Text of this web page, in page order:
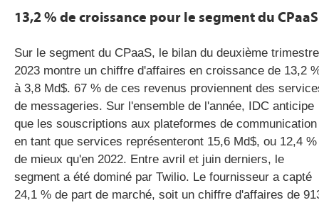
13,2 % de croissance pour le segment du CPaaS
Sur le segment du CPaaS, le bilan du deuxième trimestre
2023 montre un chiffre d'affaires en croissance de 13,2
à 3,8 Md$. 67 % de ces revenus proviennent des
de messageries. Sur l'ensemble de l'année, IDC anticipe
que les souscriptions aux plateformes de communication
en tant que services représenteront 15,6 Md$, ou 12,4 %
de mieux qu'en 2022. Entre avril et juin derniers, le
segment a été dominé par Twilio. Le fournisseur a capté
24,1 % de part de marché, soit un chiffre d'affaires de